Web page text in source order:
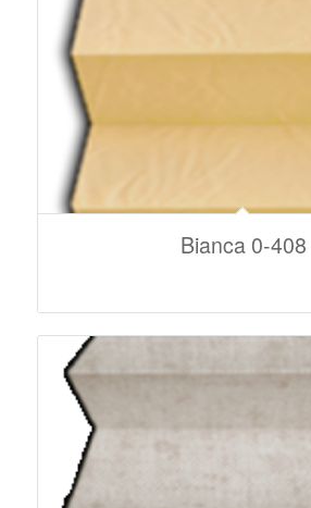
Bianca 0-408